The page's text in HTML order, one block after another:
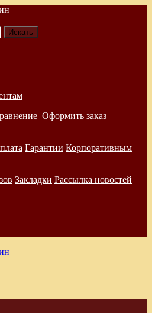
Оформить заказ
Гарантии Корпоративным
Закладки Рассылка новостей